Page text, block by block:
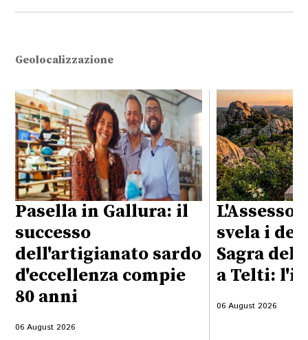
Geolocalizzazione
Pasella in Gallura: il
successo
dell'artigianato sardo
d'eccellenza compie
80 anni
06 August 2026
svela i
Sagra del
a Telti:
06 August 2026